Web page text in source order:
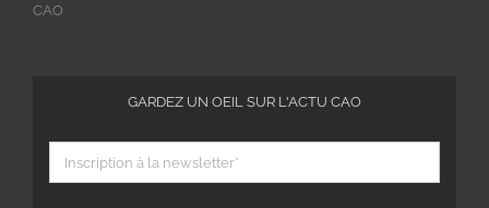
CAO
GARDEZ UN OEIL SUR L'ACTU CAO